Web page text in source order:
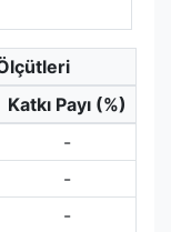
Katkı Payı (%)
-
-
-